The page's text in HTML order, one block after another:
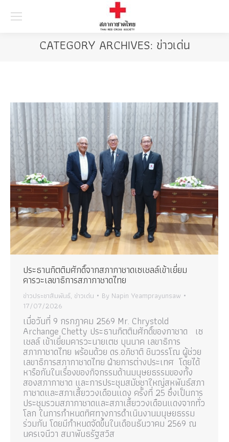
CATEGORY ARCHIVES: ข่าวเด่น
ประธานกิตติมศักดิ์จากสภากาชาดเซเชลล์เข้าเยี่ยม
คารวะเลขาธิการสภากาชาดไทย
ข่าวประชาสัมพันธ์, ข่าวเด่น By Napin Yeamprayunsaw
17/07/2026
เมื่อวันที่ 9 กรกฎาคม 2569 Mr. Chrystold
Archange Chetty ประธานกิตติมศักดิ์ของกาชาด เซ
เชลล์ เข้าเยี่ยมคารวะนายเตช บุนนาค เลขาธิการ
สภากาชาดไทย พร้อมด้วย ดร.อภิชาติ ชินวรรโณ ผู้ช่วย
เลขาธิการสภากาชาดไทย ฝ่ายการต่างประเทศ โดยได้
หารือกันในเรื่องของกิจกรรมด้านมนุษยธรรมของทั้ง
สองสภากาชาด และการประชุมสมัชชาใหญ่สหพันธ์สภา
กาชาดและสภาเสี้ยววงเดือนแดง ครั้งที่ 25 ซึ่งเป็นการ
ประชุมรวมสภากาชาดและสภาเสี้ยววงเดือนแดงจากทั่ว
โลก ในการกำหนดทิศทางการดำเนินงานมนุษยธรรม
ร่วมกัน โดยมีกำหนดจัดขึ้นในเดือนธันวาคม 2569 ณ
นครเจนีวา สมาพันธรัฐสวิส